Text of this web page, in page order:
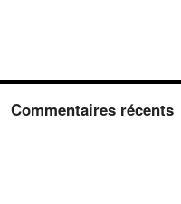
Commentaires récents